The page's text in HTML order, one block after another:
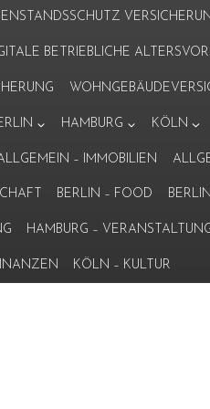
BETRIEBLICHE
HAMBURG KÖLN
– IMMOBILIEN
BERLIN – FOOD
HAMBURG –
KÖLN – KULTUR